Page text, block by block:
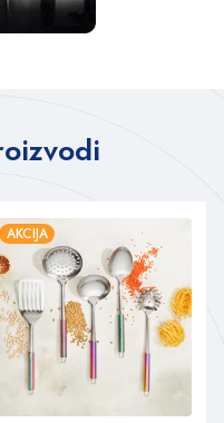
AKCIJA